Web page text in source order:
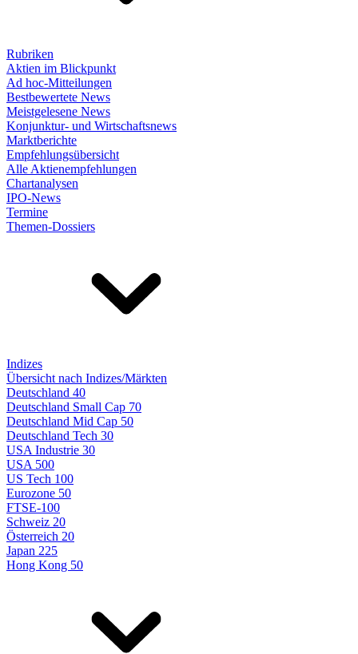
Rubriken
Aktien im Blickpunkt
Ad hoc-Mitteilungen
Bestbewertete News
Meistgelesene News
Konjunktur- und Wirtschaftsnews
Marktberichte
Empfehlungsübersicht
Alle Aktienempfehlungen
Chartanalysen
IPO-News
Termine
Themen-Dossiers
Indizes
Übersicht nach Indizes/Märkten
Deutschland 40
Deutschland Small Cap 70
Deutschland Mid Cap 50
Deutschland Tech 30
USA Industrie 30
USA 500
US Tech 100
Eurozone 50
FTSE-100
Schweiz 20
Österreich 20
Japan 225
Hong Kong 50